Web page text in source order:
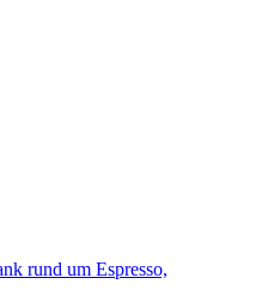
rund um Espresso,